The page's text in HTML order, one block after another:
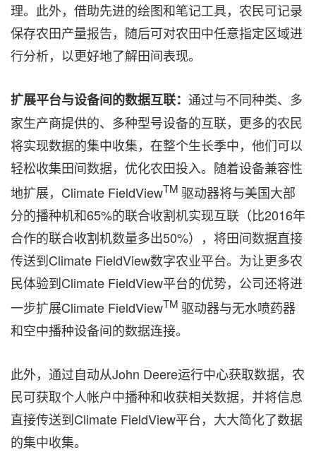
理。此外，借助先进的绘图和笔记工具，农民可记录
保存农田产量报告，随后可对农田中任意指定区域进
行分析，以更好地了解田间表现。
扩展平台与设备间的数据互联： 通过与不同种类、多
家生产商提供的、多种型号设备的互联，更多的农民
将实现数据的集中收集，在整个生长季中， 他们可以
轻松收集田间数据，优化农田投入。随着设备兼容性
地扩展， Climate FieldViewTM 驱动器将与美国大部
分的播种机和65%的联合收割机实现互联（比2016年
合作的联合收割机数量多出50%），将田间数据直接
传送到Climate FieldView数字农业平台。为让更多农
民体验到Climate FieldView平台的优势，公司还将进
一步扩展Climate FieldViewTM 驱动器与无水喷药器
和空中播种设备间的数据连接。
此外，通过自动从John Deere运行中心获取数据，农
民可获取个人帐户中播种和收获相关数据，并将信息
直接传送到Climate FieldView平台，大大简化了数据
的集中收集。